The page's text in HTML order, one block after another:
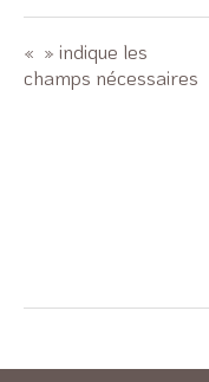
« » indique les
champs nécessaires